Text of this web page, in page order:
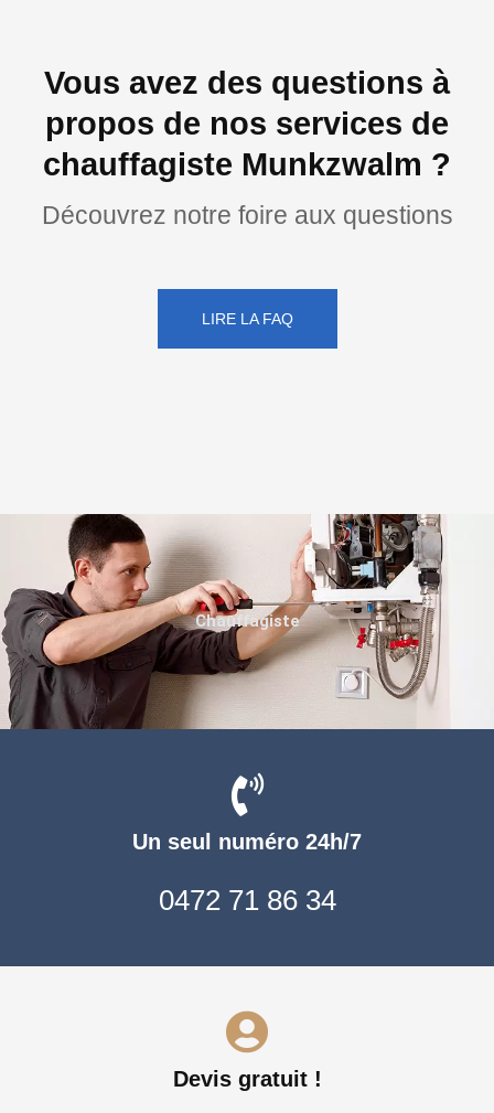
Vous avez des questions à
propos de nos services de
chauffagiste Munkzwalm ?
Découvrez notre foire aux questions
LIRE LA FAQ
Un seul numéro 24h/7
0472 71 86 34
Devis gratuit !
Chauffagiste